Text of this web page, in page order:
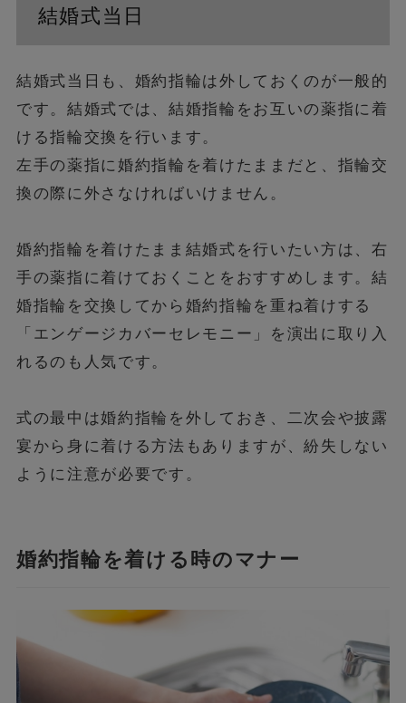
結婚式当日
結婚式当日も、婚約指輪は外しておくのが一般的
です。結婚式では、結婚指輪をお互いの薬指に着
ける指輪交換を行います。
左手の薬指に婚約指輪を着けたままだと、指輪交
換の際に外さなければいけません。
婚約指輪を着けたまま結婚式を行いたい方は、右
手の薬指に着けておくことをおすすめします。結
婚指輪を交換してから婚約指輪を重ね着けする
「エンゲージカバーセレモニー」を演出に取り入
れるのも人気です。
式の最中は婚約指輪を外しておき、二次会や披露
宴から身に着ける方法もありますが、紛失しない
ように注意が必要です。
婚約指輪を着ける時のマナー